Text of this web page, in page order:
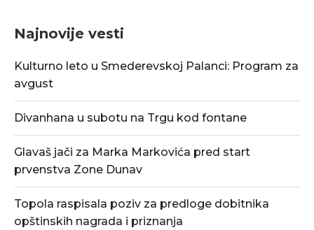
Najnovije vesti
Kulturno leto u Smederevskoj Palanci: Program za
avgust
Divanhana u subotu na Trgu kod fontane
Glavaš jači za Marka Markovića pred start
prvenstva Zone Dunav
Topola raspisala poziv za predloge dobitnika
opštinskih nagrada i priznanja